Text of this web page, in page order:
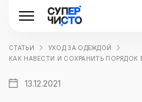
СТАТЬИ
УХОД ЗА ОДЕЖДОЙ
КАК НАВЕСТИ И СОХРАНИТЬ
13.12.2021